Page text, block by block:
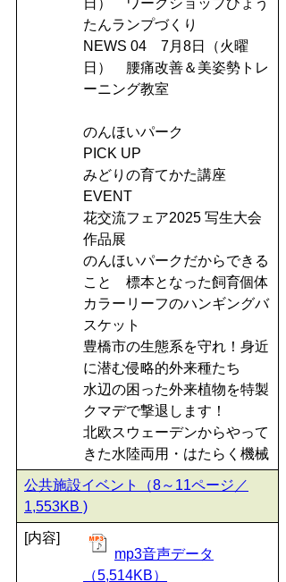
日） ワークショップひょう
たんランプづくり
NEWS 04 7月8日（火曜
日） 腰痛改善＆美姿勢トレ
ーニング教室
のんほいパーク
PICK UP
みどりの育てかた講座
EVENT
花交流フェア2025 写生大会
作品展
のんほいパークだからできる
こと 標本となった飼育個体
カラーリーフのハンギングバ
スケット
豊橋市の生態系を守れ！身近
に潜む侵略的外来種たち
水辺の困った外来植物を特製
クマデで撃退します！
北欧スウェーデンからやって
きた水陸両用・はたらく機械
公共施設イベント（8～11ページ／
1,553KB )
[内容]
mp3音声データ
（5,514KB）